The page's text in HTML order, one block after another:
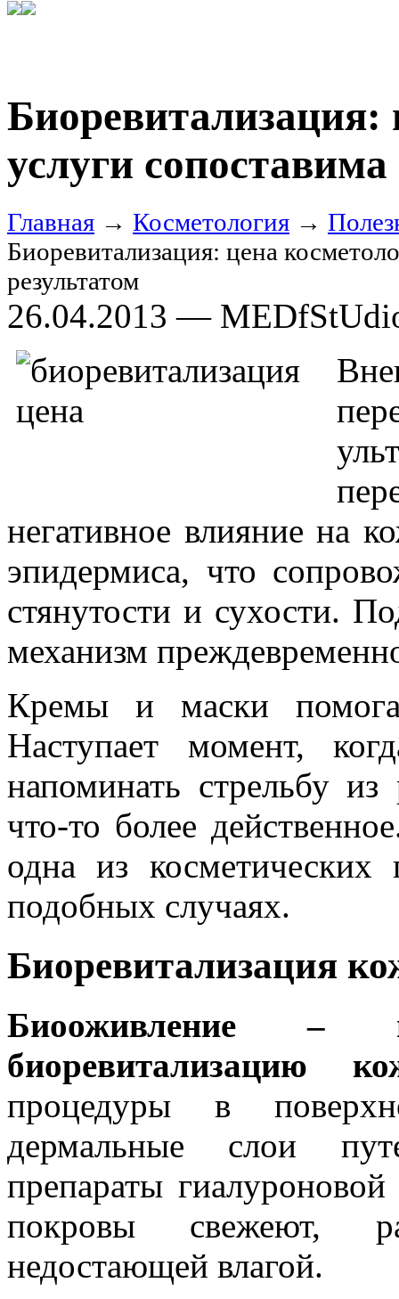
Биоревитализация:
услуги сопоставима
Главная → Косметология →
Биоревитализация: цена
результатом
26.04.2013 —
негативное влияние на
эпидермиса, что
стянутости и сухости.
механизм
Кремы и маски
Наступает момент,
напоминать стрельбу
что-то более
одна из косметических
подобных случаях.
Биоревитализация
Биооживление –
биоревитализацию
процедуры в
дермальные слои
препараты
покровы свежеют,
недостающей влагой.